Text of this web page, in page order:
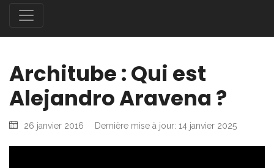
Architube : Qui est
Alejandro Aravena ?
26 janvier 2016 Dernière mise à jour: 14 janvier 2025